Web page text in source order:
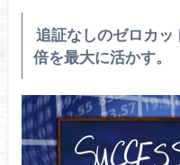
追証なしのゼロカ
倍を最大に活かす。